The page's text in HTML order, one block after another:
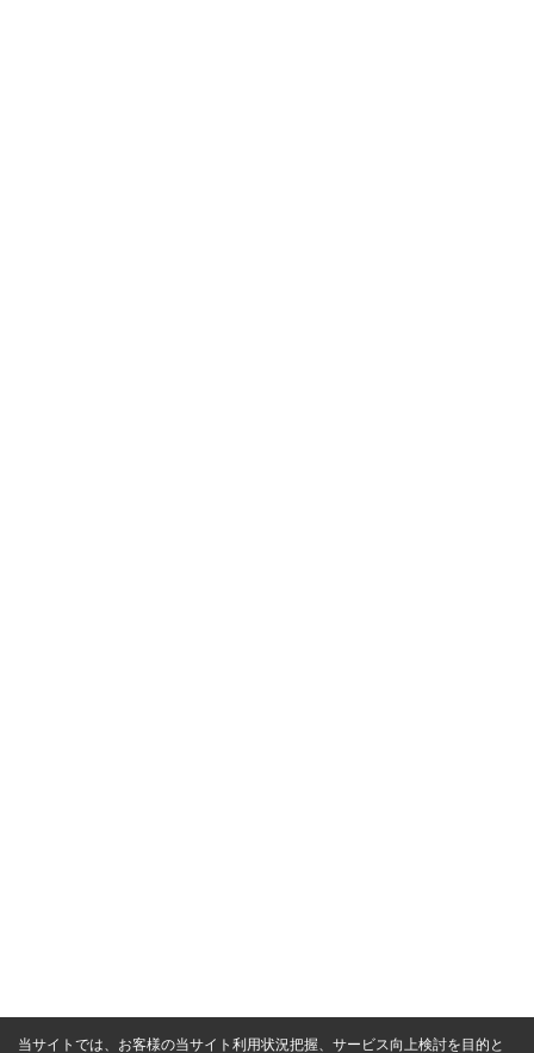
当サイトでは、お客様の当サイト利用状況把握、サービス向上検討を目的と